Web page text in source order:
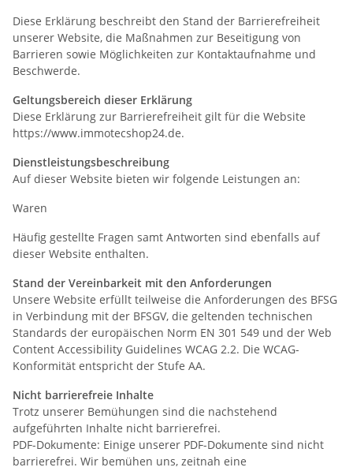
Diese Erklärung beschreibt den Stand der Barrierefreiheit
unserer Website, die Maßnahmen zur Beseitigung von
Barrieren sowie Möglichkeiten zur Kontaktaufnahme und
Beschwerde.
Geltungsbereich dieser Erklärung
Diese Erklärung zur Barrierefreiheit gilt für die Website
https://www.immotecshop24.de.
Dienstleistungsbeschreibung
Auf dieser Website bieten wir folgende Leistungen an:
Waren
Häufig gestellte Fragen samt Antworten sind ebenfalls auf
dieser Website enthalten.
Stand der Vereinbarkeit mit den Anforderungen
Unsere Website erfüllt teilweise die Anforderungen des BFSG
in Verbindung mit der BFSGV, die geltenden technischen
Standards der europäischen Norm EN 301 549 und der Web
Content Accessibility Guidelines WCAG 2.2. Die WCAG-
Konformität entspricht der Stufe AA.
Nicht barrierefreie Inhalte
Trotz unserer Bemühungen sind die nachstehend
aufgeführten Inhalte nicht barrierefrei.
PDF-Dokumente: Einige unserer PDF-Dokumente sind nicht
barrierefrei. Wir bemühen uns, zeitnah eine